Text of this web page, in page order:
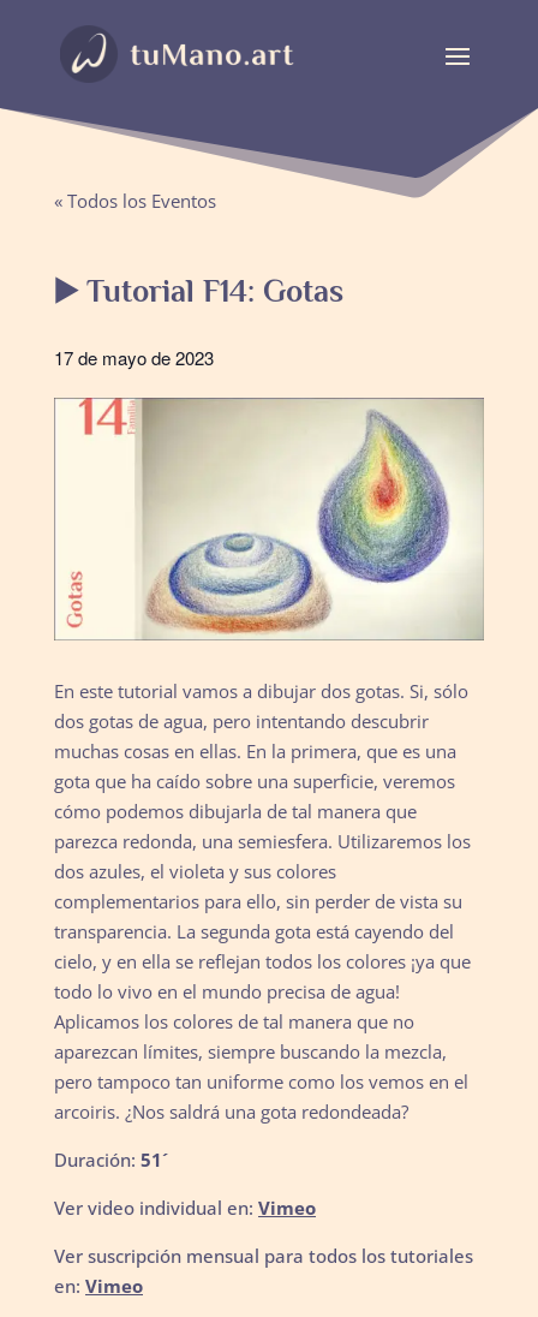
« Todos los Eventos
▶️ Tutorial F14: Gotas
17 de mayo de 2023
En este tutorial vamos a dibujar dos gotas. Si, sólo
dos gotas de agua, pero intentando descubrir
muchas cosas en ellas. En la primera, que es una
gota que ha caído sobre una superficie, veremos
cómo podemos dibujarla de tal manera que
parezca redonda, una semiesfera. Utilizaremos los
dos azules, el violeta y sus colores
complementarios para ello, sin perder de vista su
transparencia. La segunda gota está cayendo del
cielo, y en ella se reflejan todos los colores ¡ya que
todo lo vivo en el mundo precisa de agua!
Aplicamos los colores de tal manera que no
aparezcan límites, siempre buscando la mezcla,
pero tampoco tan uniforme como los vemos en el
arcoiris. ¿Nos saldrá una gota redondeada?
Duración: 51´
Ver video individual en: Vimeo
Ver suscripción mensual para todos los tutoriales
en: Vimeo